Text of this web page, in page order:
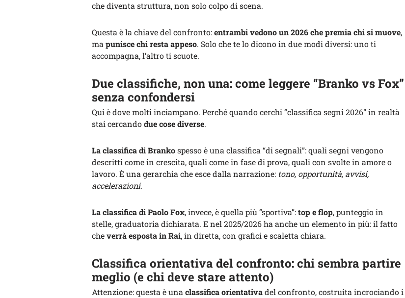
che diventa struttura, non solo colpo di scena.
Questa è la chiave del confronto:entrambi vedono un 2026 che premia chi si muove,
mapunisce chi resta appeso. Solo che te lo dicono in due modi diversi: uno ti
accompagna, l’altro ti scuote.
Due classifiche, non una: come leggere “Branko vs Fox”
senza confondersi
Qui è dove molti inciampano. Perché quando cerchi “classifica segni 2026” in realtà
stai cercandodue cose diverse.
La classifica di Brankospesso è una classifica “di segnali”: quali segni vengono
descritti come in crescita, quali come in fase di prova, quali con svolte in amore o
lavoro. È una gerarchia che esce dalla narrazione: tono, opportunità, avvisi,
accelerazioni.
La classifica di Paolo Fox, invece, è quella più “sportiva”:top e flop, punteggio in
stelle, graduatoria dichiarata. E nel 2025/2026 ha anche un elemento in più: il fatto
cheverrà esposta in Rai, in diretta, con grafici e scaletta chiara.
Classifica orientativa del confronto: chi sembra partire
meglio (e chi deve stare attento)
Attenzione: questa è unaclassifica orientativadel confronto, costruita incrociando i